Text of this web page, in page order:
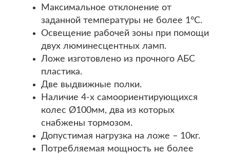
Максимальное отклонение от
заданной температуры не более 1°С.
Освещение рабочей зоны при помощи
двух люминесцентных ламп.
Ложе изготовлено из прочного АБС
пластика.
Две выдвижные полки.
Наличие 4-х самоориентирующихся
колес Ø100мм, два из которых
снабжены тормозом.
Допустимая нагрузка на ложе – 10кг.
Потребляемая мощность не более